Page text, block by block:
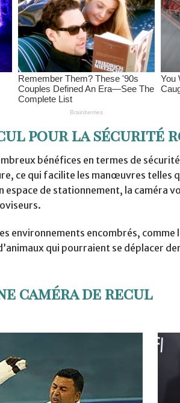
pour la sécurité
bénéfices en termes de
ce qui facilite les manœuvres telles
espace de stationnement, la caméra
environnements encombrés, comme
qui pourraient se déplacer
caméra de recul